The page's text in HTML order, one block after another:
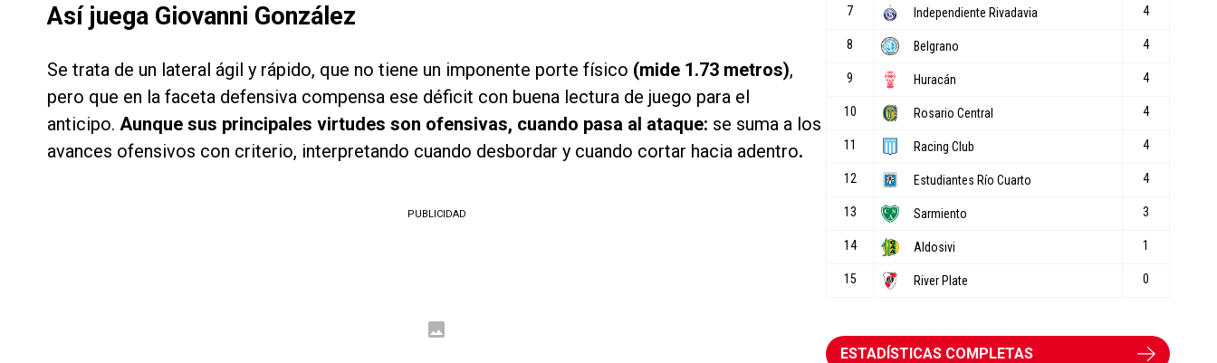
Así juega Giovanni González
Se trata de un lateral ágil y rápido, que no tiene un imponente porte físico (mide 1.73 metros),
pero que en la faceta defensiva compensa ese déficit con buena lectura de juego para el
anticipo. Aunque sus principales virtudes son ofensivas, cuando pasa al ataque: se suma a los
avances ofensivos con criterio, interpretando cuando desbordar y cuando cortar hacia adentro.
PUBLICIDAD
ESTADÍSTICAS COMPLETAS